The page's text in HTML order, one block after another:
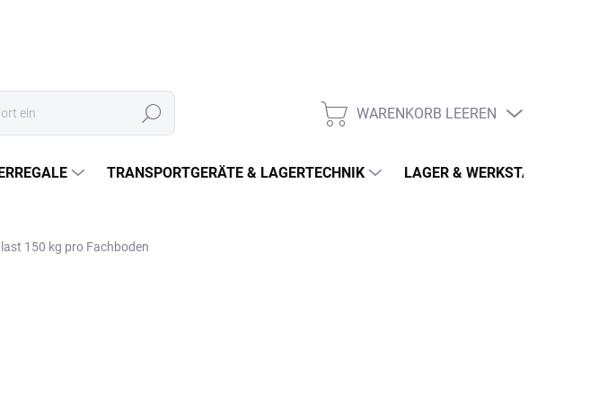
Suchen WARENKORB
WARENKORB LEEREN
TRANSPORTGERÄTE & LAGERTECHNIK LAGER & WERKSTATT
150 kg pro Fachboden